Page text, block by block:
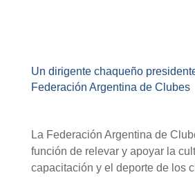
Un dirigente chaqueño
Federación Argentina de Clubes
La Federación Argentina de
función de relevar y apoyar la
capacitación y el deporte de los